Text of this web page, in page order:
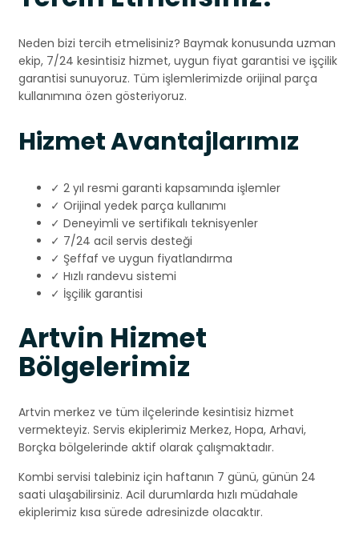
Neden bizi tercih etmelisiniz? Baymak konusunda uzman
ekip, 7/24 kesintisiz hizmet, uygun fiyat garantisi ve işçilik
garantisi sunuyoruz. Tüm işlemlerimizde orijinal parça
kullanımına özen gösteriyoruz.
Hizmet Avantajlarımız
✓ 2 yıl resmi garanti kapsamında işlemler
✓ Orijinal yedek parça kullanımı
✓ Deneyimli ve sertifikalı teknisyenler
✓ 7/24 acil servis desteği
✓ Şeffaf ve uygun fiyatlandırma
✓ Hızlı randevu sistemi
✓ İşçilik garantisi
Artvin Hizmet
Bölgelerimiz
Artvin merkez ve tüm ilçelerinde kesintisiz hizmet
vermekteyiz. Servis ekiplerimiz Merkez, Hopa, Arhavi,
Borçka bölgelerinde aktif olarak çalışmaktadır.
Kombi servisi talebiniz için haftanın 7 günü, günün 24
saati ulaşabilirsiniz. Acil durumlarda hızlı müdahale
ekiplerimiz kısa sürede adresinizde olacaktır.